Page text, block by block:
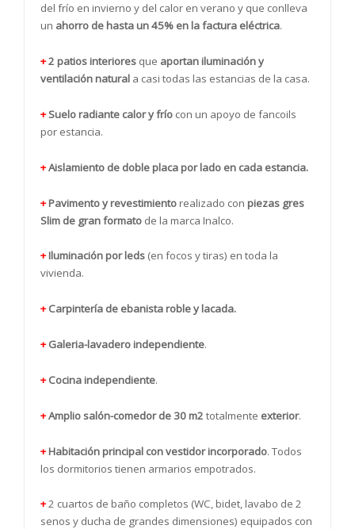
del frío en invierno y del calor en verano y que conlleva
un ahorro de hasta un 45% en la factura eléctrica.
+2 patios interiores que aportan iluminación y
ventilación natural a casi todas las estancias de la casa.
+Suelo radiante calor y frío con un apoyo de fancoils
por estancia.
+Aislamiento de doble placa por lado en cada estancia.
+Pavimento y revestimientorealizado con piezas gres
Slim de gran formato de la marca Inalco.
+Iluminación por leds (en focos y tiras) en toda la
vivienda.
+ Carpintería de ebanista roble y lacada.
+ Galeria-lavadero independiente.
+ Cocina independiente.
+Amplio salón-comedor de 30 m2 totalmente exterior.
+Habitación principal con vestidor incorporado. Todos
los dormitorios tienen armarios empotrados.
+2 cuartos de baño completos (WC, bidet, lavabo de 2
senos y ducha de grandes dimensiones) equipados con